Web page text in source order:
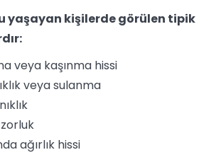
yaşayan kişilerde görülen tipik
veya kaşınma hissi
veya sulanma
ağırlık hissi